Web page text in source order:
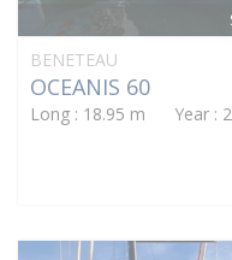
BENETEAU
OCEANIS 60
Long : 18.95 m Year :